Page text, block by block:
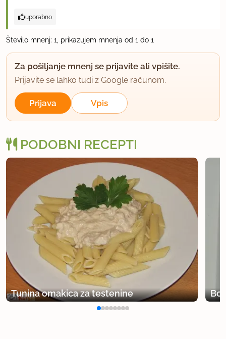
uporabno
Število mnenj: 1, prikazujem mnenja od 1 do 1
Za pošiljanje mnenj se prijavite ali vpišite.
Prijavite se lahko tudi z Google računom.
Prijava Vpis
PODOBNI RECEPTI
Tunina omakica za testenine